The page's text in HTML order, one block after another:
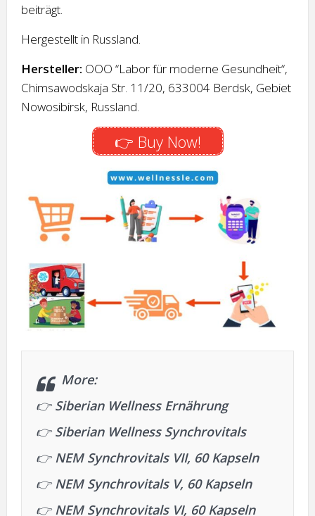
beiträgt.
Hergestellt in Russland.
Hersteller: OOO “Labor für moderne Gesundheit“,
Chimsawodskaja Str. 11/20, 633004 Berdsk, Gebiet
Nowosibirsk, Russland.
👉 Buy Now!
More:
👉Siberian Wellness Ernährung
👉 Siberian Wellness Synchrovitals
👉 NEM Synchrovitals VII, 60 Kapseln
👉 NEM Synchrovitals V, 60 Kapseln
👉 NEM Synchrovitals VI, 60 Kapseln